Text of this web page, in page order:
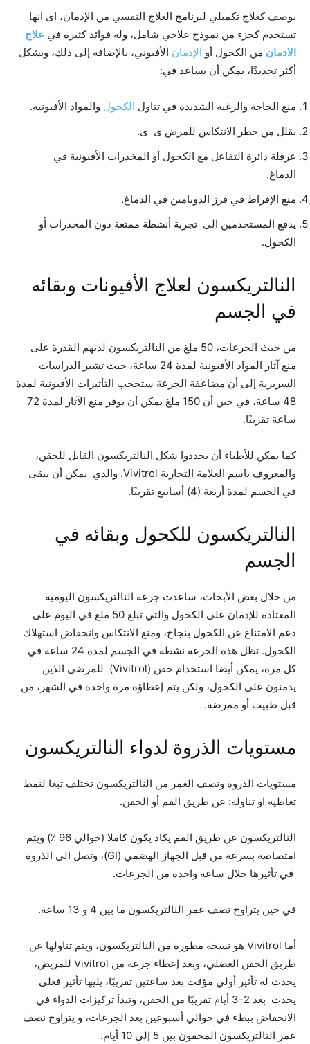
يوصف كعلاج تكميلي لبرنامج العلاج النفسي من الإدمان، اى انها
تستخدم كجزء من نموذج علاجي شامل، وله فوائد كثيرة في علاج
الادمان من الكحول أو الإدمان الأفيوني، بالإضافة إلى ذلك، وبشكل
أكثر تحديدًا، يمكن أن يساعد في:
منع الحاجة والرغبة الشديدة في تناول الكحول والمواد الأفيونية.
يقلل من خطر الانتكاس للمرض ى ى.
عرقلة دائرة التفاعل مع الكحول أو المخدرات الأفيونية في
الدماغ.
منع الإفراط في فرز الدوبامين في الدماغ.
يدفع المستخدمين الى تجربة أنشطة ممتعة دون المخدرات أو
الكحول.
النالتريكسون لعلاج الأفيونات وبقائه
في الجسم
من حيث الجرعات، 50 ملغ من النالتريكسون لديهم القدرة على
منع آثار المواد الأفيونية لمدة 24 ساعة، حيث تشير الدراسات
السريرية إلى أن مضاعفة الجرعة ستحجب التأثيرات الأفيونية لمدة
48 ساعة، في حين أن 150 ملغ يمكن أن يوفر منع الآثار لمدة 72
ساعة تقريبًا.
كما يمكن للأطباء أن يحددوا شكل النالتريكسون القابل للحقن،
والمعروف باسم العلامة التجارية Vivitrol. والذي يمكن أن يبقى
في الجسم لمدة أربعة (4) أسابيع تقريبًا.
النالتريكسون للكحول وبقائه في
الجسم
من خلال بعض الأبحاث، ساعدت جرعة النالتريكسون اليومية
المعتادة للإدمان على الكحول والتي تبلغ 50 ملغ في اليوم على
دعم الامتناع عن الكحول بنجاح، ومنع الانتكاس وانخفاض استهلاك
الكحول. تظل هذه الجرعة نشطة في الجسم لمدة 24 ساعة في
كل مرة، يمكن أيضا استخدام حقن (Vivitrol) للمرضى الذين
يدمنون على الكحول، ولكن يتم إعطاؤه مرة واحدة في الشهر، من
قبل طبيب أو ممرضة.
مستويات الذروة لدواء النالتريكسون
مستويات الذروة ونصف العمر من النالتريكسون تختلف تبعا لنمط
تعاطيه او تناوله: عن طريق الفم أو الحقن.
النالتريكسون عن طريق الفم يكاد يكون كاملا (حوالي 96 ٪) ويتم
امتصاصه بسرعة من قبل الجهاز الهضمي (GI)، وتصل الى الذروة
في تأثيرها خلال ساعة واحدة من الجرعات.
في حين يتراوح نصف عمر النالتريكسون ما بين 4 و 13 ساعة.
أما Vivitrol هو نسخة مطورة من النالتريكسون، ويتم تناولها عن
طريق الحقن العضلي، وبعد إعطاء جرعة من Vivitrol للمريض،
يحدث له تأثير أولي مؤقت بعد ساعتين تقريبًا، يليها تأثير فعلى
يحدث بعد 2-3 أيام تقريبًا من الحقن، وتبدأ تركيزات الدواء في
الانخفاض ببطء في حوالي أسبوعين بعد الجرعات، و يتراوح نصف
عمر النالتريكسون المحقون بين 5 إلى 10 أيام.